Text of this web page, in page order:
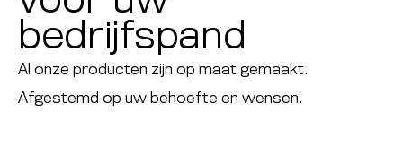
bedrijfspand
Al onze producten zijn op maat gemaakt.
Afgestemd op uw behoefte en wensen.